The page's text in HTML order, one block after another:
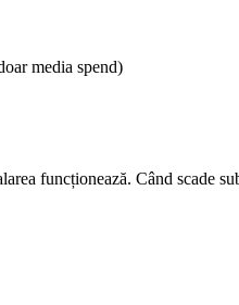
media spend)
funcționează. Când scade